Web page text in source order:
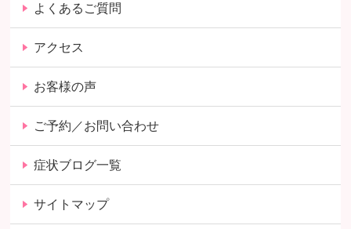
よくあるご質問
アクセス
お客様の声
ご予約／お問い合わせ
症状ブログ一覧
サイトマップ